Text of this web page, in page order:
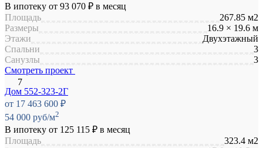
В ипотеку от 93 070 ₽ в месяц
Площадь
267.85 м2
Размеры
16.9 × 19.6 м
Этажи
Двухэтажный
Спальни
3
Санузлы
3
Смотреть проект
Дом 552-323-2Г
от 17 463 600 ₽
54 000 руб/м2
В ипотеку от 125 115 ₽ в месяц
Площадь
323.4 м2